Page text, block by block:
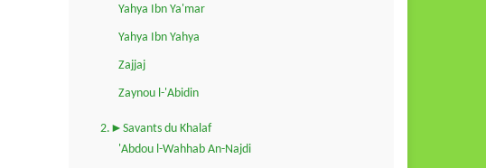
Yahya Ibn Ya'mar
Yahya Ibn Yahya
Zajjaj
Zaynou l-'Abidin
2.►Savants du Khalaf
'Abdou l-Wahhab An-Najdi